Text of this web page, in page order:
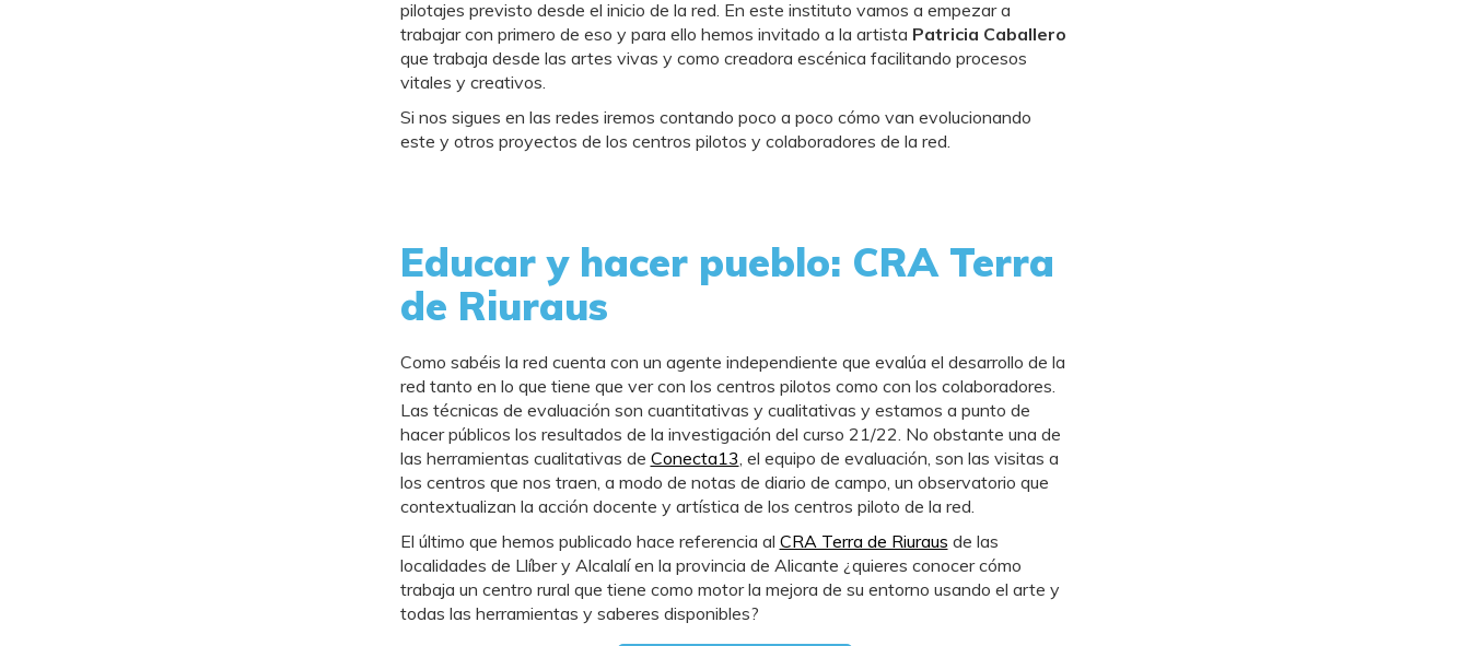
pilotajes previsto desde el inicio de la red. En este instituto vamos a empezar a
trabajar con primero de eso y para ello hemos invitado a la artista Patricia Caballero
que trabaja desde las artes vivas y como creadora escénica facilitando procesos
vitales y creativos.
Si nos sigues en las redes iremos contando poco a poco cómo van evolucionando
este y otros proyectos de los centros pilotos y colaboradores de la red.
Educar y hacer pueblo: CRA Terra
de Riuraus
Como sabéis la red cuenta con un agente independiente que evalúa el desarrollo de la
red tanto en lo que tiene que ver con los centros pilotos como con los colaboradores.
Las técnicas de evaluación son cuantitativas y cualitativas y estamos a punto de
hacer públicos los resultados de la investigación del curso 21/22. No obstante una de
las herramientas cualitativas de Conecta13, el equipo de evaluación, son las visitas a
los centros que nos traen, a modo de notas de diario de campo, un observatorio que
contextualizan la acción docente y artística de los centros piloto de la red.
El último que hemos publicado hace referencia al CRA Terra de Riuraus de las
localidades de Llíber y Alcalalí en la provincia de Alicante ¿quieres conocer cómo
trabaja un centro rural que tiene como motor la mejora de su entorno usando el arte y
todas las herramientas y saberes disponibles?